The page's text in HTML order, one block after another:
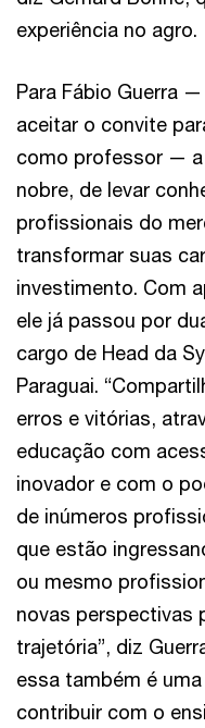
experiência no agro.
Para Fábio Guerra
aceitar o convite
como professor —
nobre, de levar
profissionais do
transformar suas
investimento. Com
ele já passou por
cargo de Head da
Paraguai.
erros e vitórias,
educação com
inovador e com o
de inúmeros
que estão
ou mesmo
novas perspectivas
trajetória”, diz
essa também é
contribuir com o